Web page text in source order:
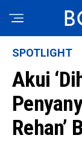
SPOTLIGHT
Akui
Rehan’